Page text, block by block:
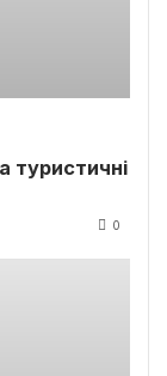
туристичні
0